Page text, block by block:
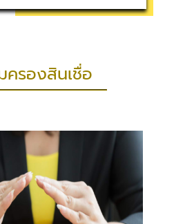
ครองสินเชื่อ